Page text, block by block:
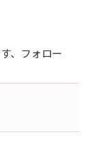
、フォロー